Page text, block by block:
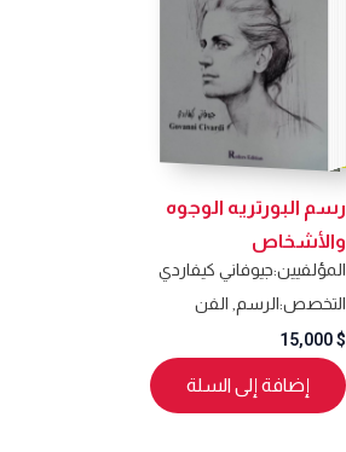
رسم البورتريه الوجوه
والأشخاص
المؤلفيين:جيوفاني كيفاردي
التخصص:الرسم الفن
15,000$
إضافة إلى السلة